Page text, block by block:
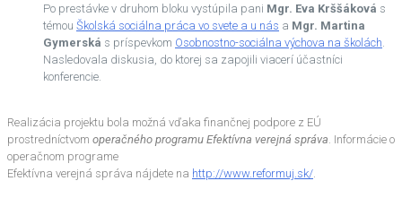
Po prestávke v druhom bloku vystúpila pani Mgr. Eva Krššáková s
témou Školská sociálna práca vo svete a u nás a Mgr. Martina
Gymerská s príspevkom Osobnostno-sociálna výchova na školách
Nasledovala diskusia, do ktorej sa zapojili viacerí účastníci
konferencie.
Realizácia projektu bola možná vďaka finančnej podpore z EÚ
prostredníctvom operačného programu Efektívna verejná správa . Informácie o
operačnom programe
Efektívna verejná správa nájdete na http://www.reformuj.sk/